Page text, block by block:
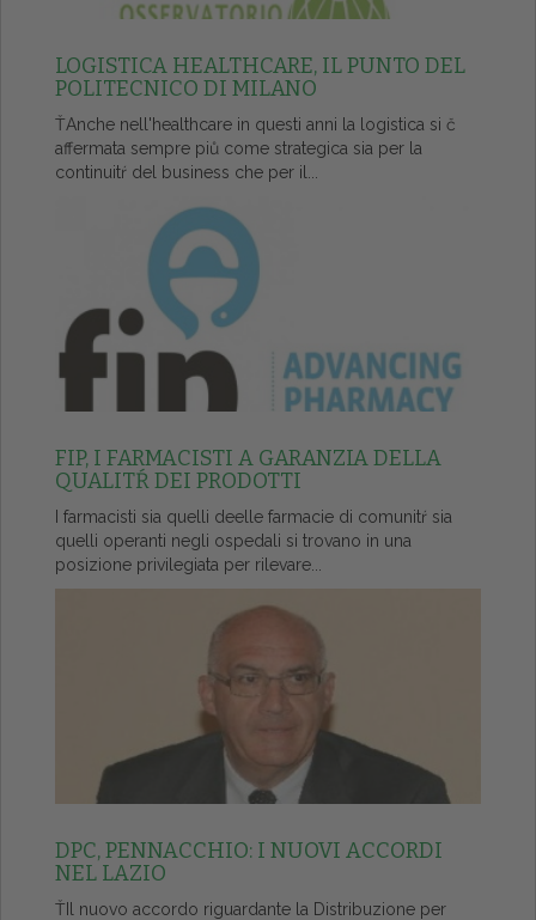
LOGISTICA HEALTHCARE, IL PUNTO DEL
POLITECNICO DI MILANO
ŤAnche nell'healthcare in questi anni la logistica si č
affermata sempre piů come strategica sia per la
continuitŕ del business che per il...
FIP, I FARMACISTI A GARANZIA DELLA
QUALITŔ DEI PRODOTTI
I farmacisti sia quelli deelle farmacie di comunitŕ sia
quelli operanti negli ospedali si trovano in una
posizione privilegiata per rilevare...
DPC, PENNACCHIO: I NUOVI ACCORDI
NEL LAZIO
ŤIl nuovo accordo riguardante la Distribuzione per